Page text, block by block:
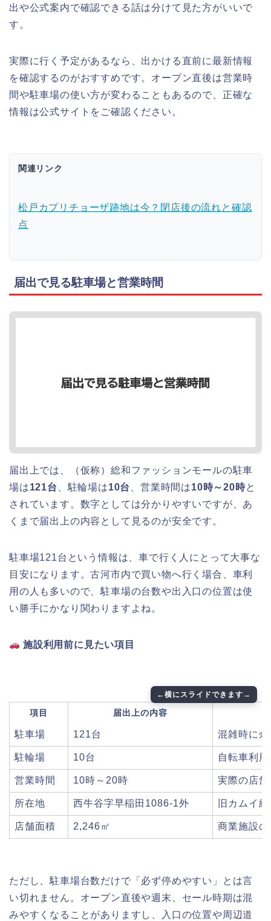
出や公式案内で確認できる話は分けて見た方がいいで
す。
実際に行く予定があるなら、出かける直前に最新情報
を確認するのがおすすめです。オープン直後は営業時
間や駐車場の使い方が変わることもあるので、正確な
情報は公式サイトをご確認ください。
関連リンク
松戸カプリチョーザ跡地は今？閉店後の流れと確認
点
届出で見る駐車場と営業時間
届出上では、（仮称）総和ファッションモールの駐車
場は121台 、駐輪場は10台 、営業時間は10時～20時と
されています。数字としては分かりやすいですが、あ
くまで届出上の内容として見るのが安全です。
駐車場121台という情報は、車で行く人にとって大事な
目安になります。古河市内で買い物へ行く場合、車利
用の人も多いので、駐車場の台数や出入口の位置は使
い勝手にかなり関わりますよね。
施設利用前に見たい項目
項目 届出上の内容
駐車場 121台 混雑時に
駐輪場 10台 自転車利
営業時間 10時～20時 実際の店
所在地 西牛谷字早稲田1086-1外 旧カムイ
店舗面積 2,246㎡ 商業施設
ただし、駐車場台数だけで「必ず停めやすい」とは言
い切れません。オープン直後や週末、セール時期は混
みやすくなることがありますし、入口の位置や周辺道